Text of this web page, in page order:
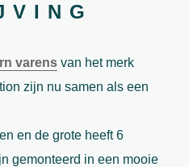
varens van het merk
zijn nu samen als een
en de grote heeft 6
gemonteerd in een mooie